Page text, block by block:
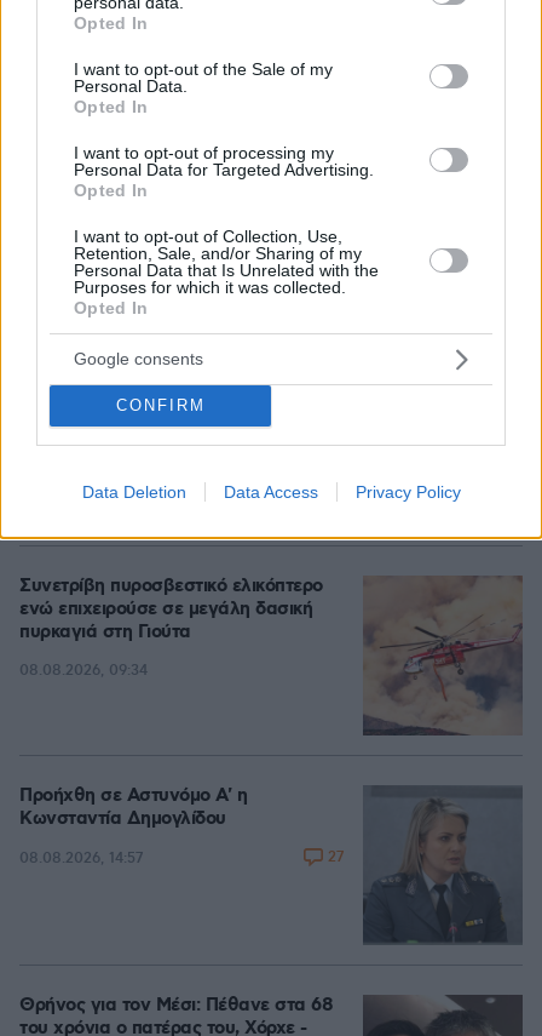
grant or deny consent to Google and its third-party tags to
use your data for below specified purposes in below Google
consent section.
Opted In
I want to opt-out of the Sale of my
Personal Data.
Opted In
I want to opt-out of processing my
Personal Data for Targeted Advertising.
Opted In
I want to opt-out of Collection, Use,
Retention, Sale, and/or Sharing of my
Personal Data that Is Unrelated with the
Purposes for which it was collected.
Opted In
Google consents
CONFIRM
Data Deletion Data Access Privacy Policy
Τι έγραφαν οι ξένοι ανταποκριτές σε
τηλεγραφήματά τους από τη Μικρά Ασία το 1921
08.08.2026, 10:26
στον Λυκαβηττό, από πτώση ο
θάνατος
Συνετρίβη πυροσβεστικό ελικόπτερο
ενώ επιχειρούσε σε μεγάλη δασική
πυρκαγιά στη Γιούτα
08.08.2026, 09:34
Προήχθη σε Αστυνόμο Α' η
Κωνσταντία Δημογλίδου
08.08.2026, 14:57 27
Θρήνος για τον Μέσι: Πέθανε στα 68
του χρόνια ο πατέρας του, Χόρχε -